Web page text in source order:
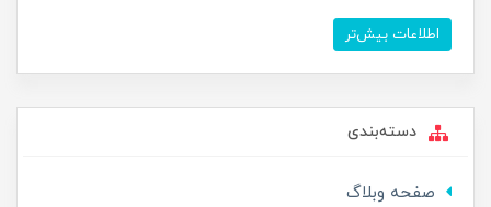
اطلاعات بیش‌تر
دسته‌بندی
صفحه وبلاگ